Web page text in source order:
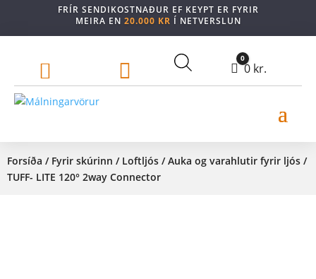
FRÍR SENDIKOSTNAÐUR EF KEYPT ER FYRIR
MEIRA EN 20.000 KR Í NETVERSLUN
  Cart
0
0 kr.
Forsíða / Fyrir skúrinn / Loftljós /Auka og varahlutir fyrir ljós /
TUFF- LITE 120° 2way Connector